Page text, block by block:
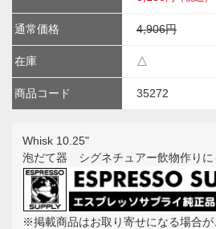
通常価格 4,906円
在庫 △
商品コード 35272
Whisk 10.25"
泡だて器 シグネチュアー飲物作りに
※掲載商品はお取り寄せになる場合が